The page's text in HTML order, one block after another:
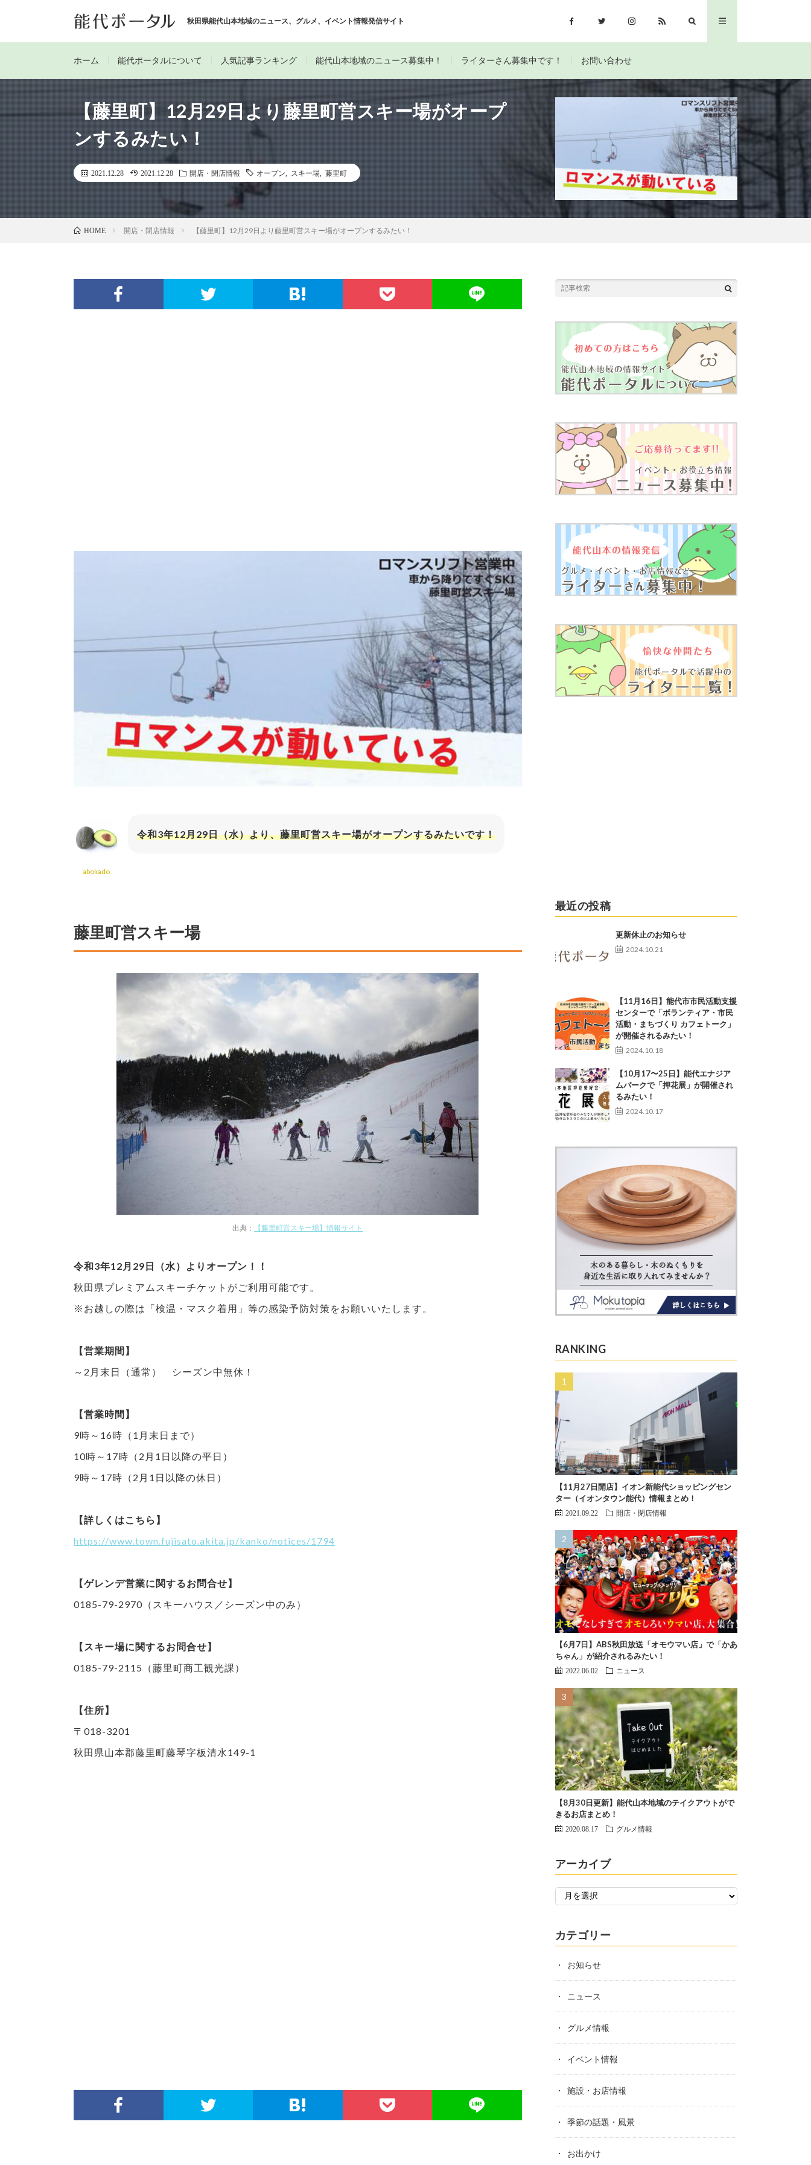
秋田県能代山本地域のニュース、グルメ、イベント情報発信サイト
ホーム 能代ポータルについて 人気記事ランキング 能代山本地域のニュース募集中！ ライターさん募集中です！ お問い合わせ
【藤里町】12月29日より藤里町営スキー場がオープ
ンするみたい！
2021.12.28 2021.12.28 開店・閉店情報 オープン スキー場 藤里町
HOME 開店・閉店情報 【藤里町】12月29日より藤里町営スキー場がオープンするみたい！
abokado
令和3年12月29日（水）より、藤里町営スキー場がオープンするみたいです！
藤里町営スキー場
出典： 【藤里町営スキー場】情報サイト
令和3年12月29日（水）よりオープン！！
秋田県プレミアムスキーチケットがご利用可能です。
※お越しの際は「検温・マスク着用」等の感染予防対策をお願いいたします。
【営業期間】
～2月末日（通常） シーズン中無休！
【営業時間】
9時～16時（1月末日まで）
10時～17時（2月1日以降の平日）
9時～17時（2月1日以降の休日）
【詳しくはこちら】
https://www.town.fujisato.akita.jp/kanko/notices/1794
【ゲレンデ営業に関するお問合せ】
0185-79-2970（スキーハウス／シーズン中のみ）
【スキー場に関するお問合せ】
0185-79-2115（藤里町商工観光課）
【住所】
〒018-3201
秋田県山本郡藤里町藤琴字板清水149-1
最近の投稿
更新休止のお知らせ
2024.10.21
【11月16日】能代市市民活動支援
センターで「ボランティア・市民
活動・まちづくり カフェトーク」
が開催されるみたい！
2024.10.18
【10月17〜25日】能代エナジア
ムパークで「押花展」が開催され
るみたい！
2024.10.17
RANKING
【11月27日開店】イオン新能代ショッピングセン
ター（イオンタウン能代）情報まとめ！
2021.09.22 開店・閉店情報
【6月7日】ABS秋田放送「オモウマい店」で「かあ
ちゃん」が紹介されるみたい！
2022.06.02 ニュース
【8月30日更新】能代山本地域のテイクアウトがで
きるお店まとめ！
2020.08.17 グルメ情報
アーカイブ
カテゴリー
お知らせ
ニュース
グルメ情報
イベント情報
施設・お店情報
季節の話題・風景
お出かけ